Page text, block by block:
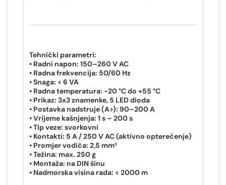
Tehnički parametri:
• Radni napon: 150–260 V AC
• Radna frekvencija: 50/60 Hz
• Snaga: < 6 VA
• Radna temperatura: -20 °C do +55 °C
• Prikaz: 3x3 znamenke, 5 LED dioda
• Postavka nadstruje (A>): 90–200 A
• Vrijeme kašnjenja: 1 s – 200 s
• Tip veze: svorkovni
• Kontakti: 5 A / 250 V AC (aktivno opterećenje)
• Promjer vodiča: 2,5 mm²
• Težina: max. 250 g
• Montaža: na DIN šinu
• Nadmorska visina rada: < 2000 m